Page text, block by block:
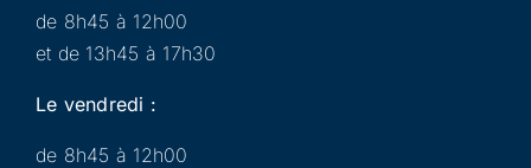
de 8h45 à 12h00
et de 13h45 à 17h30
Le vendredi :
de 8h45 à 12h00